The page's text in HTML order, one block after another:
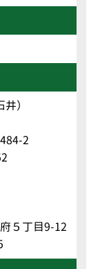
）
2
５丁目9-12